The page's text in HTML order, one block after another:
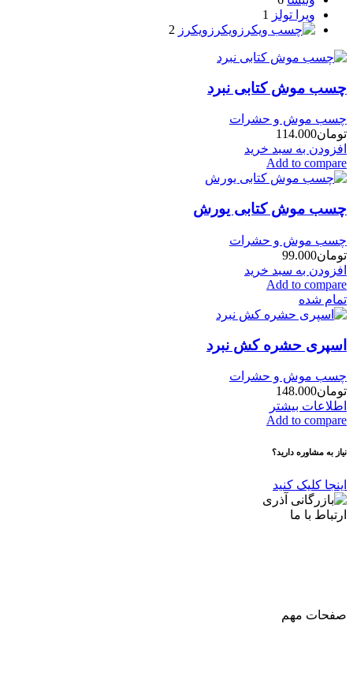
ویرا تولز
1
ویکرز ویکرز 2
چسب موش کتابی نبرد
چسب موش و حشرات
تومان114.000
افزودن به سبد خرید
Add to compare
چسب موش کتابی یورش
چسب موش و حشرات
تومان99.000
افزودن به سبد خرید
Add to compare
تمام شده
اسپری حشره کش نبرد
چسب موش و حشرات
تومان148.000
اطلاعات بیشتر
Add to compare
نیاز به مشاوره دارید؟
اینجا کلیک کنید
ارتباط با ما
صفحات مهم